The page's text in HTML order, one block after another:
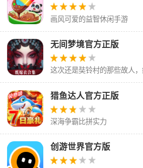
画风可爱的益智休闲手游
无间梦境官方正版
这次还是奘铃村的那些故人
场梦到底会怎么样呢。
猎鱼达人官方正版
深海争霸比拼实力
创游世界官方版